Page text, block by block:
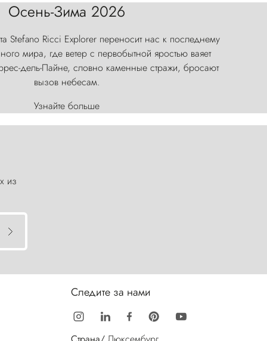
Осень-Зима 2026
Stefano Ricci Explorer переносит нас к последнему
мира, где ветер с первобытной яростью ваяет
дель-Пайне, словно каменные стражи, бросают
вызов небесам.
Узнайте больше
из
Следите за нами